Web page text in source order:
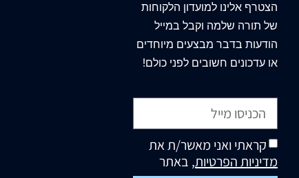
הצטרף אלינו למועדון הלקוחות
של תורה שלמה וקבל במייל
הודעות בדבר מבצעים מיוחדים
או עדכונים חשובים לפני כולם!
קראתי ואני מאשר/ת את
מדיניות הפרטיות, באתר